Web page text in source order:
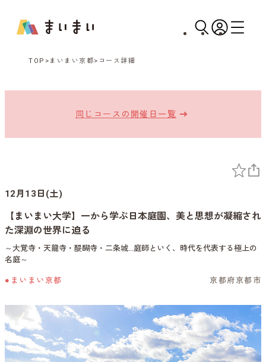
TOP まいまい京都 コース詳細
同じコースの開催日一覧
12月13日(土)
【まいまい大学】一から学ぶ日本庭園、美と思想が凝縮され
た深淵の世界に迫る
～大覚寺・天龍寺・醍醐寺・二条城…庭師といく、時代を代表する極上の
名庭～
●まいまい京都 京都府京都市